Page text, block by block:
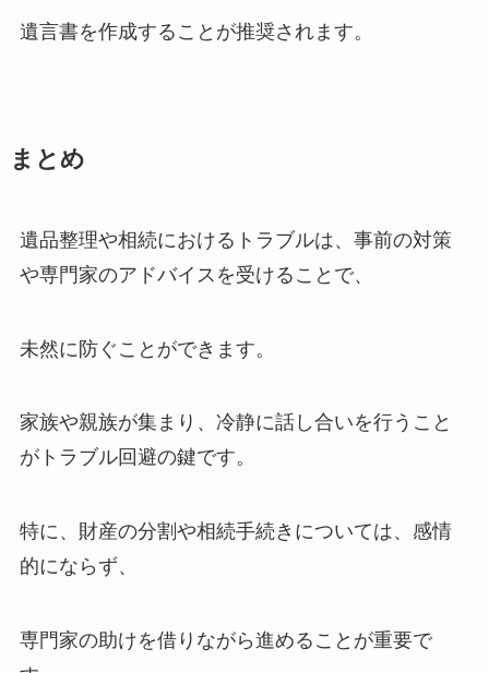
遺言書を作成することが推奨されます。
まとめ
遺品整理や相続におけるトラブルは、事前の対策
や専門家のアドバイスを受けることで、
未然に防ぐことができます。
家族や親族が集まり、冷静に話し合いを行うこと
がトラブル回避の鍵です。
特に、財産の分割や相続手続きについては、感情
的にならず、
専門家の助けを借りながら進めることが重要で